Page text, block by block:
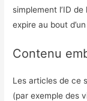
simplement l’ID
expire au bout
Contenu
Les articles de ce
(par exemple des